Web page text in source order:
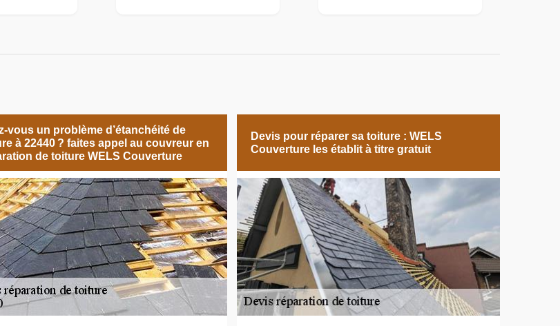
vous un problème d’étanchéité de
à 22440 ? faites appel au couvreur en
de toiture WELS Couverture
Devis pour réparer sa toiture : WELS
Couverture les établit à titre gratuit